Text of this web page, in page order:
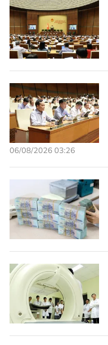
06/08/2026 03:26